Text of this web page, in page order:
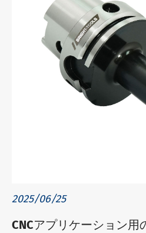
2025/06/25
CNCアプリケーション用